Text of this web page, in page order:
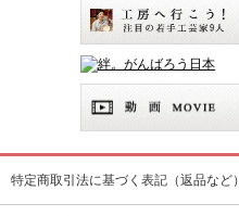
特定商取引法に基づく表記（返品など）